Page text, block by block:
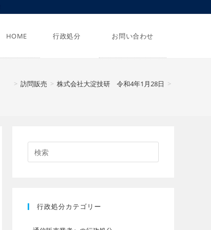
HOME 行政処分 お問い合わせ
> 訪問販売 > 株式会社大淀技研 令和4年1月28日 >
行政処分カテゴリー